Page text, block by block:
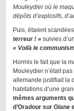
Mouleydier où le
dépôts d’explosifs,
Puis, étaient
terreur ! » suivies
« Voilà le
Hormis le fait que la
Mouleydier n’était
allemande justifiait la
habitations d’une
mêmes arguments
d’Oradour sur